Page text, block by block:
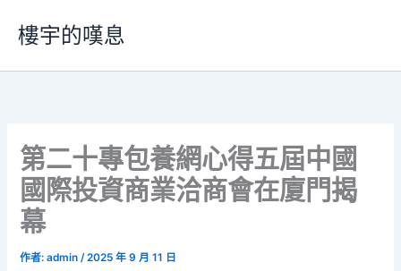
要
樓宇的嘆息
第二十專包養網心得五屆中國
國際投資商業洽商會在廈門揭
幕
作者:admin/2025 年 9 月 11 日